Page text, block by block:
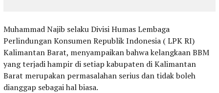
Muhammad Najib selaku Divisi Humas Lembaga
Perlindungan Konsumen Republik Indonesia ( LPK RI)
Kalimantan Barat, menyampaikan bahwa kelangkaan BBM
yang terjadi hampir di setiap kabupaten di Kalimantan
Barat merupakan permasalahan serius dan tidak boleh
dianggap sebagai hal biasa.